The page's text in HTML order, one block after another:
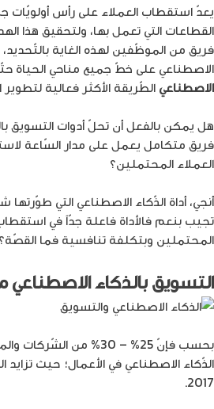
يعدّ استقطاب العملاء على رأس أولويّات
القطاعات التي تعمل بها، ولتحقيق هذا
فريق من الموظّفين لهذه الغاية
الاصطناعي على خطّ جميع مناحي الحياة
الاصطناعي الطّريقة الأكثر فعالية لتطوير
هل يمكن بالفعل أن تحلّ أدوات التسويق
فريق متكامل يعمل على مدار السّاعة
العملاء المحتملين؟
أنجي، أداة الذّكاء الاصطناعي التي
تجيب بنعم فالأداة فاعلة جدّاً في
المحتملين وبتكلفة تنافسية فما القصّة؟
التسويق بالذكاء الاصطناعي
بحسب فإنّ 25% – 30% من
الذّكاء الاصطناعي في الأعمال؛ حيث تزايد
2017.